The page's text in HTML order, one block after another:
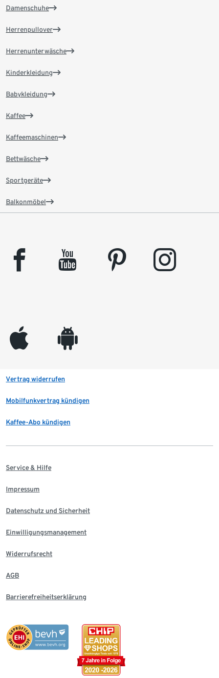
Damenschuhe
Herrenpullover
Herrenunterwäsche
Kinderkleidung
Babykleidung
Kaffee
Kaffeemaschinen
Bettwäsche
Sportgeräte
Balkonmöbel
facebook youtube pinterest instagram
appleinc android
Vertrag widerrufen
Mobilfunkvertrag kündigen
Kaffee-Abo kündigen
Service & Hilfe
Impressum
Datenschutz und Sicherheit
Einwilligungsmanagement
Widerrufsrecht
AGB
Barrierefreiheitserklärung